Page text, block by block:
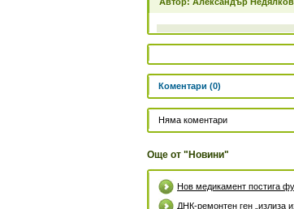
Коментари (0)
Няма коментари
Още от "Новини"
Нов медикамент постига
ДНК-ремонтен ген „излиза